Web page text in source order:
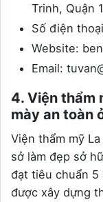
Trinh, Quận 1
Số điện
Website:
Email:
4. Viện thẩm
mày an toàn
Viện thẩm mỹ
sở làm đẹp sở
đạt tiêu chuẩn 5
được xây dựng